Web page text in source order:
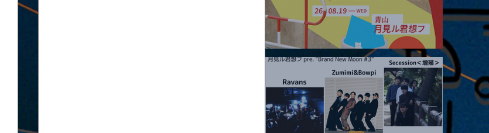
2026.08.19 |【観覧】JUST RIGHT!! vol.27